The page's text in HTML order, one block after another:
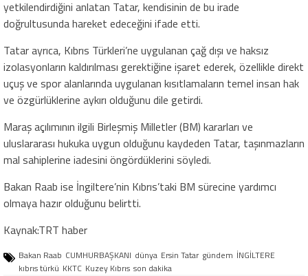
yetkilendirdiğini anlatan Tatar, kendisinin de bu irade
doğrultusunda hareket edeceğini ifade etti.
Tatar ayrıca, Kıbrıs Türkleri’ne uygulanan çağ dışı ve haksız
izolasyonların kaldırılması gerektiğine işaret ederek, özellikle direkt
uçuş ve spor alanlarında uygulanan kısıtlamaların temel insan hak
ve özgürlüklerine aykırı olduğunu dile getirdi.
Maraş açılımının ilgili Birleşmiş Milletler (BM) kararları ve
uluslararası hukuka uygun olduğunu kaydeden Tatar, taşınmazların
mal sahiplerine iadesini öngördüklerini söyledi.
Bakan Raab ise İngiltere’nin Kıbrıs’taki BM sürecine yardımcı
olmaya hazır olduğunu belirtti.
Kaynak:TRT haber
Bakan Raab CUMHURBAŞKANI dünya Ersin Tatar gündem İNGİLTERE
kıbrıs türkü KKTC Kuzey Kıbrıs son dakika